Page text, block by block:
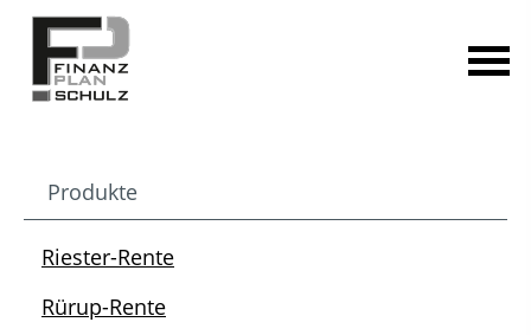
Produkte
Riester-Rente
Rürup-Rente